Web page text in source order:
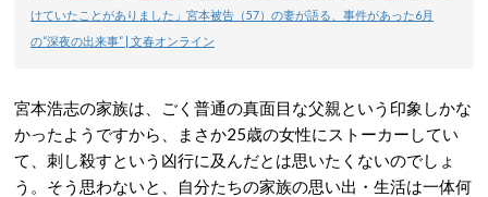
けていたことがありました」宮本被告（57）の妻が語る、事件があった6月
の“深夜の出来事” | 文春オンライン
宮本浩志の家族は、ごく普通の真面目な父親という印象しかな
かったようですから、まさか25歳の女性にストーカーしてい
て、刺し殺すという凶行に及んだとは思いたくないのでしょ
う。そう思わないと、自分たちの家族の思い出・生活は一体何